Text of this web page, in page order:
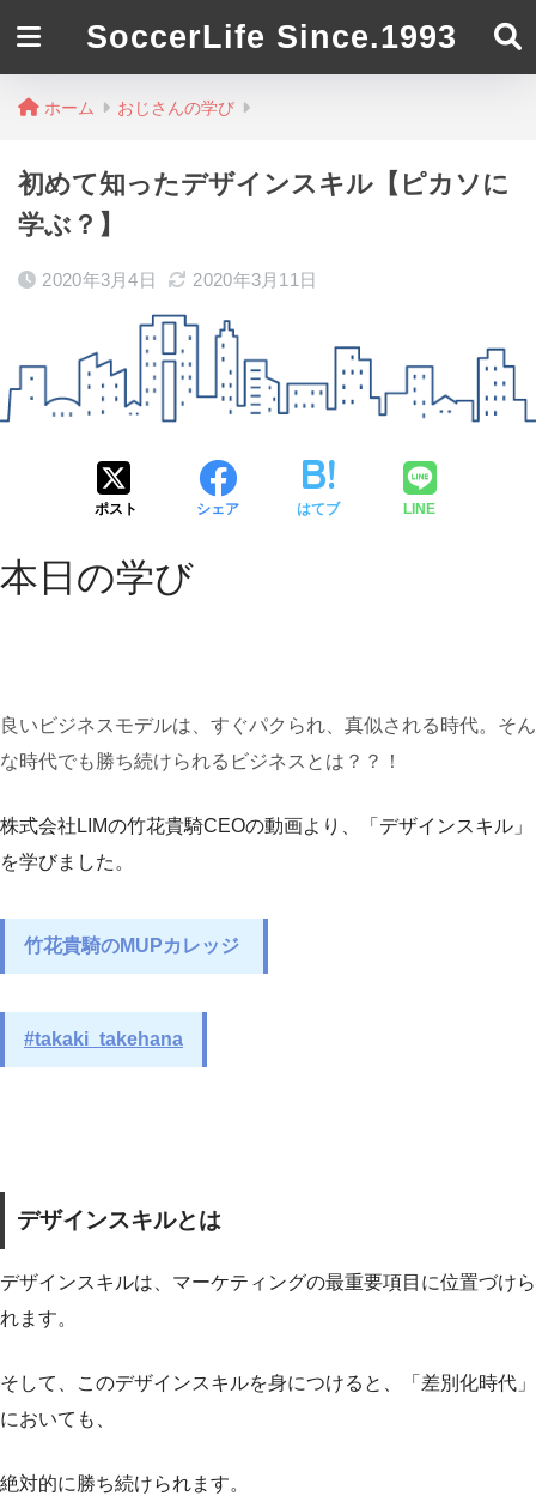
SoccerLife Since.1993
ホーム おじさんの学び
初めて知ったデザインスキル【ピカソに
学ぶ？】
2020年3月4日 2020年3月11日
ポスト シェア はてブ LINE
本日の学び
良いビジネスモデルは、すぐパクられ、真似される時代。 そん
な時代でも勝ち続けられるビジネスとは？？！
株式会社LIMの竹花貴騎CEOの動画より、「デザインスキル」
を学びました。
竹花貴騎のMUPカレッジ
#takaki_takehana
デザインスキルとは
デザインスキルは、マーケティングの最重要項目に位置づけら
れます。
そして、このデザインスキルを身につけると、
「差別化時代」
においても、
絶対的に勝ち続けられます。